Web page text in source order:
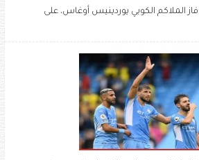
فاز الملاكم الكوبي يوردينيس أوغاس، على